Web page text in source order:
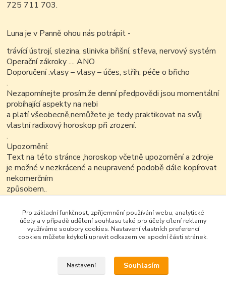
725 711 703.
Luna je v Panně ohou nás potrápit -
trávící ústrojí, slezina, slinivka břišní, střeva, nervový systém
Operační zákroky .... ANO
Doporučení :vlasy – vlasy – účes, střih; péče o břicho
.
Nezapomínejte prosím,že denní předpovědi jsou momentální
probíhající aspekty na nebi
a platí všeobecně,nemůžete je tedy praktikovat na svůj
vlastní radixový horoskop při zrození.
.
Upozornění:
Text na této stránce ,horoskop včetně upozornění a zdroje
je možné v nezkrácené a neupravené podobě dále kopírovat
nekomerčním
způsobem..
Pro základní funkčnost, zpříjemnění používání webu, analytické
účely a v případě udělení souhlasu také pro účely cílení reklamy
využíváme soubory cookies. Nastavení vlastních preferencí
cookies můžete kdykoli upravit odkazem ve spodní části stránek.
Nastavení Souhlasím